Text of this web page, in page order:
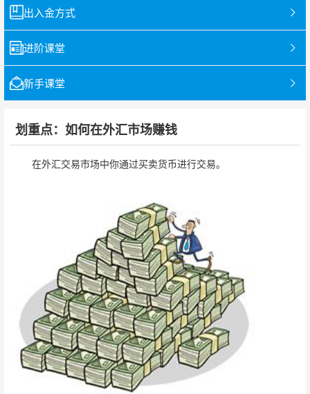
出入金方式
进阶课堂
新手课堂
划重点：如何在外汇市场赚钱
在外汇交易市场中你通过买卖货币进行交易。